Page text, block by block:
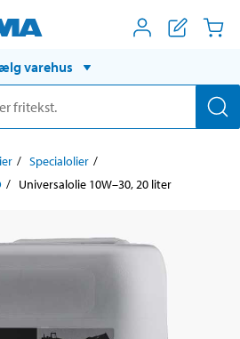
varehus
Specialolier
Universalolie 10W–30, 20 liter